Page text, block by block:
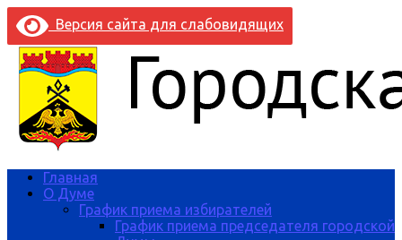
Версия сайта для слабовидящих
Главная
О Думе
График приема избирателей
График приема председателя городской